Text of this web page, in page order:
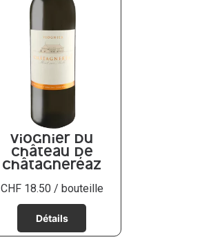
Viognier du
Château de
Châtagneréaz
CHF18.50 / bouteille